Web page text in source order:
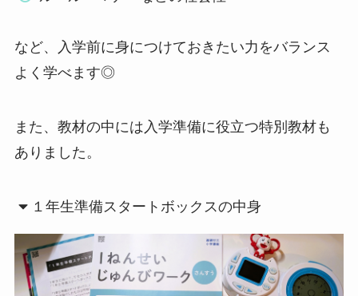
など、入学前に身につけておきたい力をバランス
よく学べます◎
また、教材の中には入学準備に役立つ特別教材も
ありました。
１年生準備スタートボックスの中身